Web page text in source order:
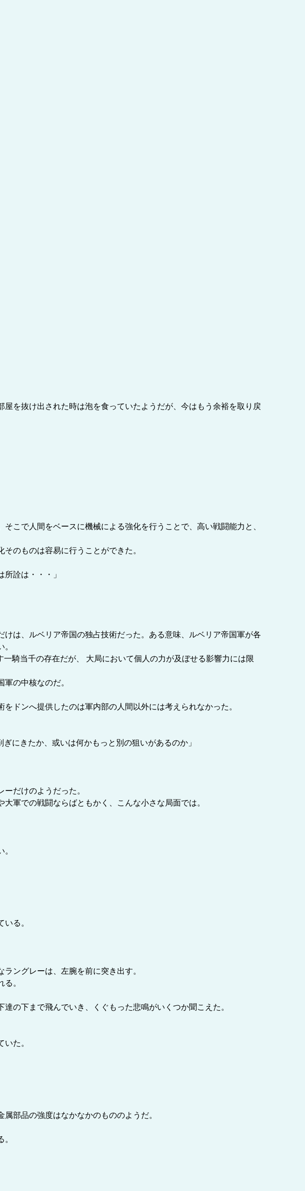
を抜け出された時は泡を食っていたようだが、今はもう余裕を取り戻
こで人間をベースに機械による強化を行うことで、高い戦闘能力と、
のものは容易に行うことができた。
詮は・・・」
は、ルベリア帝国の独占技術だった。ある意味、ルベリア帝国軍が各
騎当千の存在だが、 大局において個人の力が及ぼせる影響力には限
の中核なのだ。
ドンへ提供したのは軍内部の人間以外には考えられなかった。
にきたか、或いは何かもっと別の狙いがあるのか」
だけのようだった。
軍での戦闘ならばともかく、こんな小さな局面では。
る。
ングレーは、左腕を前に突き出す。
。
の下まで飛んでいき、くぐもった悲鳴がいくつか聞こえた。
た。
部品の強度はなかなかのもののようだ。